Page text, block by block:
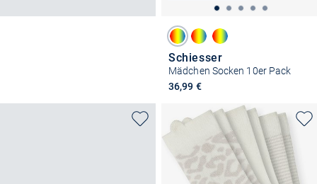
Schiesser
Mädchen Socken 10er Pack
36,99 €